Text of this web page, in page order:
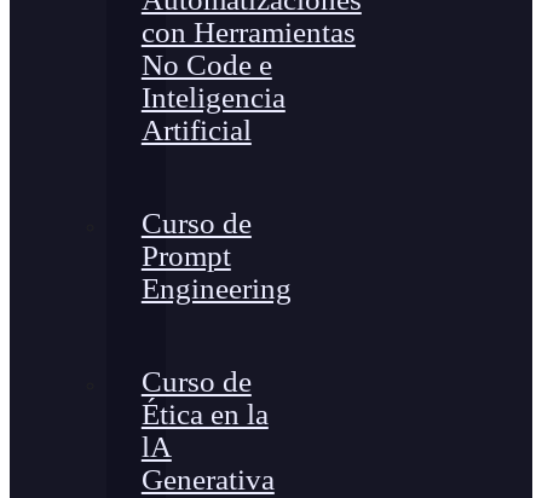
con Herramientas
No Code e
Inteligencia
Artificial
Curso de
Prompt
Engineering
Curso de
Ética en la
lA
Generativa